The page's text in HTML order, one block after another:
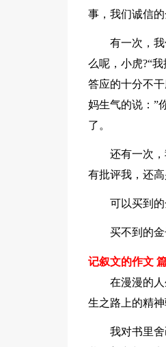
事，我们诚信的
有一次，
么呢，小虎?“
答应的十分不
妈生气的说：”
了。
还有一次
有批评我，还高
可以买到的
买不到的金
记叙文的作文
在漫漫的
生之路上的精
我对书里